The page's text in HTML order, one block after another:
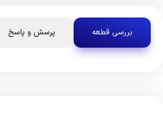
بررسی قطعه پرسش و پاسخ